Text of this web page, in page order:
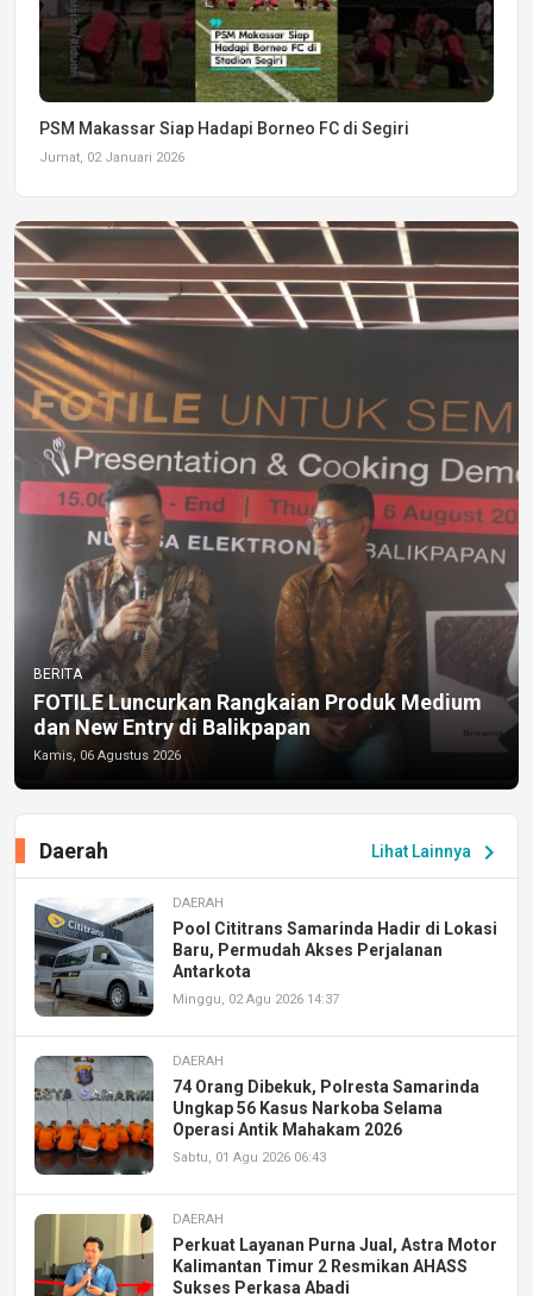
PSM Makassar Siap Hadapi Borneo FC di Segiri
Jumat, 02 Januari 2026
BERITA
FOTILE Luncurkan Rangkaian Produk Medium
dan New Entry di Balikpapan
Kamis, 06 Agustus 2026
Lihat Lainnya chevron_right
Daerah
DAERAH
Pool Cititrans Samarinda Hadir di Lokasi
Baru, Permudah Akses Perjalanan
Antarkota
Minggu, 02 Agu 2026 14:37
DAERAH
74 Orang Dibekuk, Polresta Samarinda
Ungkap 56 Kasus Narkoba Selama
Operasi Antik Mahakam 2026
Sabtu, 01 Agu 2026 06:43
DAERAH
Perkuat Layanan Purna Jual, Astra Motor
Kalimantan Timur 2 Resmikan AHASS
Sukses Perkasa Abadi